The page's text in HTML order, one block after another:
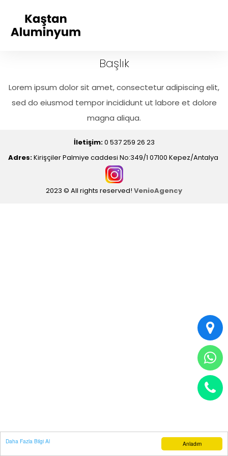
Anladım
Daha Fazla Bilgi Al
Başlık
Lorem ipsum dolor sit amet, consectetur adipiscing elit,
sed do eiusmod tempor incididunt ut labore et dolore
magna aliqua.
İletişim:0 537 259 26 23
Adres:Kirişçiler Palmiye caddesi No:349/1 07100 Kepez/Antalya
2023 © All rights reserved! VenioAgency